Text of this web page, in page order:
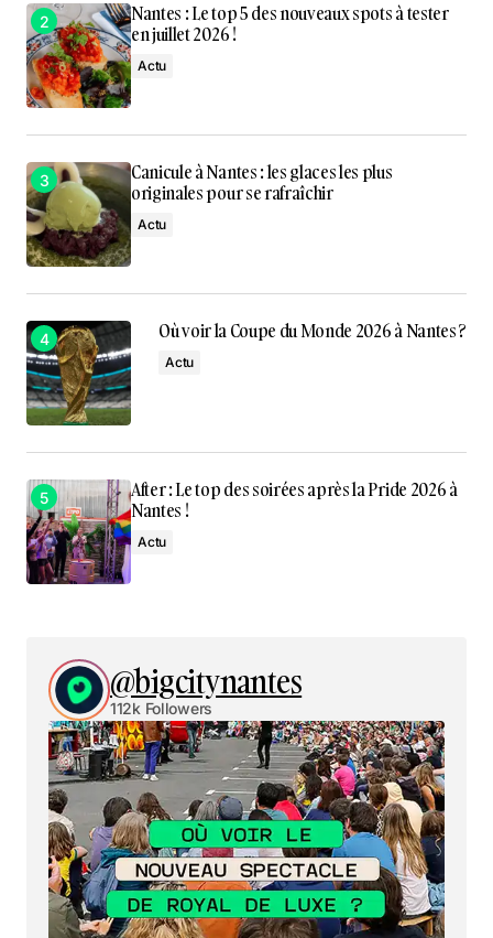
Nantes : Le top 5 des nouveaux spots à tester
en juillet 2026 !
Actu
Canicule à Nantes : les glaces les plus
originales pour se rafraîchir
Actu
Où voir la Coupe du Monde 2026 à Nantes ?
Actu
After : Le top des soirées après la Pride 2026 à
Nantes !
Actu
@bigcitynantes
112k Followers